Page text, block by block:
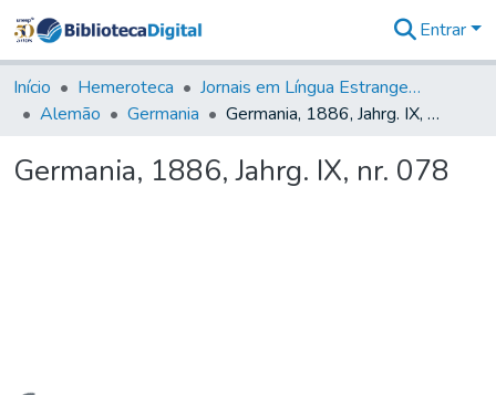
&
Coleções
Tudo na
Digital
Entrar
Início Hemeroteca
Jornais em Língua Estrangeira
Alemão
Germania Germania, 1886, Jahrg. IX, nr. 078
Germania, 1886, Jahrg. IX, nr. 078